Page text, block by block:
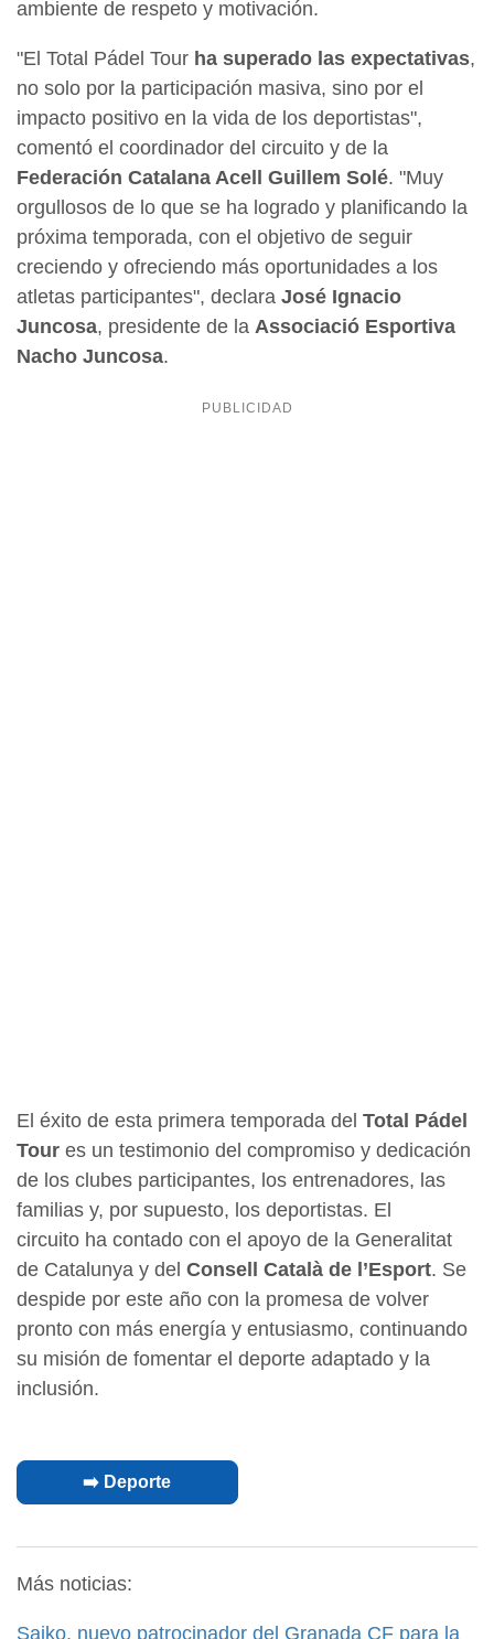
ambiente de respeto y motivación.
"El Total Pádel Tour ha superado las expectativas,
no solo por la participación masiva, sino por el
impacto positivo en la vida de los deportistas",
comentó el coordinador del circuito y de la
Federación Catalana Acell Guillem Solé. "Muy
orgullosos de lo que se ha logrado y planificando la
próxima temporada, con el objetivo de seguir
creciendo y ofreciendo más oportunidades a los
atletas participantes", declara José Ignacio
Juncosa, presidente de la Associació Esportiva
Nacho Juncosa.
El éxito de esta primera temporada del Total Pádel
Tour es un testimonio del compromiso y dedicación
de los clubes participantes, los entrenadores, las
familias y, por supuesto, los deportistas. El
circuito ha contado con el apoyo de la Generalitat
de Catalunya y del Consell Català de l’Esport. Se
despide por este año con la promesa de volver
pronto con más energía y entusiasmo, continuando
su misión de fomentar el deporte adaptado y la
inclusión.
➡️ Deporte
Más noticias:
Saiko, nuevo patrocinador del Granada CF para la